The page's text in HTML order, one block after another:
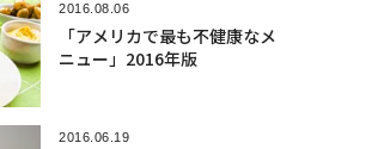
2016.08.06
「アメリカで最も不健康なメ
ニュー」2016年版
2016.06.19